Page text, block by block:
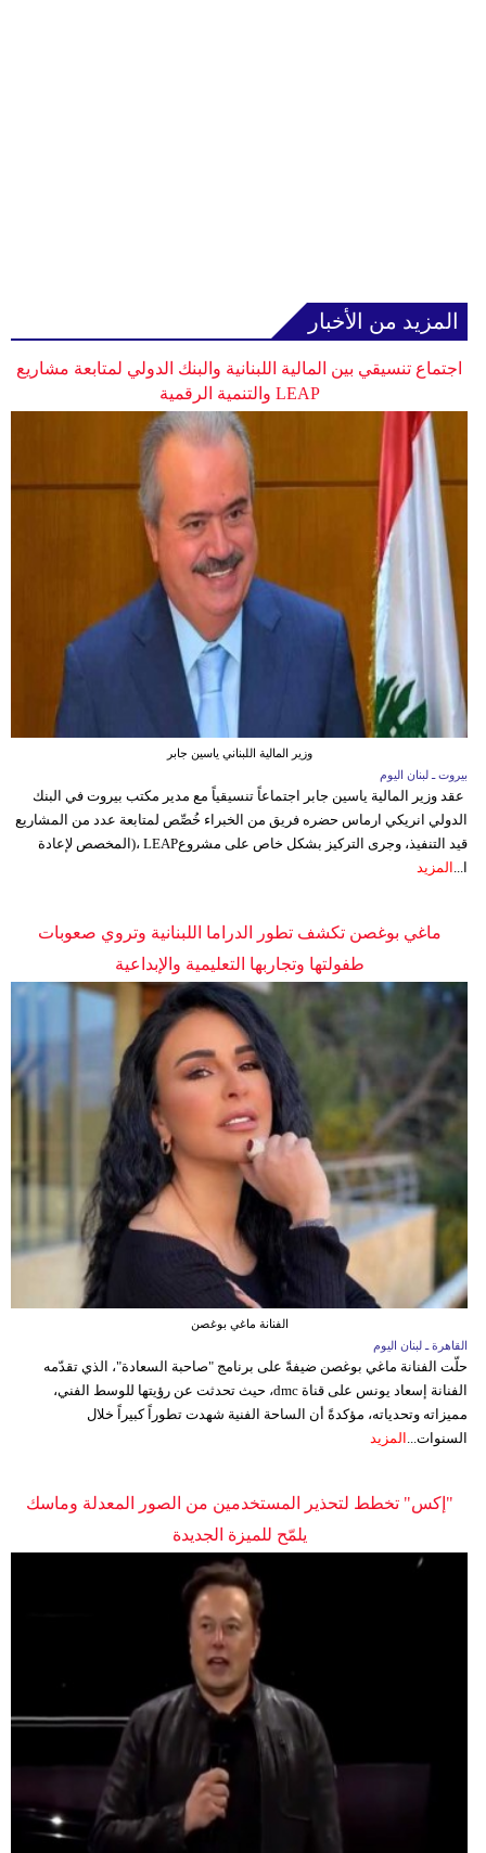
المزيد من الأخبار
اجتماع تنسيقي بين المالية اللبنانية والبنك الدولي لمتابعة مشاريع
LEAP والتنمية الرقمية
وزير المالية اللبناني ياسين جابر
بيروت ـ لبنان اليوم
عقد وزير المالية ياسين جابر اجتماعاً تنسيقياً مع مدير مكتب بيروت في البنك
الدولي انريكي ارماس حضره فريق من الخبراء خُصِّص لمتابعة عدد من المشاريع
قيد التنفيذ، وجرى التركيز بشكل خاص على مشروعLEAP ،(المخصص لإعادة
ا...
المزيد
ماغي بوغصن تكشف تطور الدراما اللبنانية وتروي صعوبات
طفولتها وتجاربها التعليمية والإبداعية
الفنانة ماغي بوغصن
القاهرة ـ لبنان اليوم
حلّت الفنانة ماغي بوغصن ضيفةً على برنامج "صاحبة السعادة"، الذي تقدّمه
الفنانة إسعاد يونس على قناة dmc، حيث تحدثت عن رؤيتها للوسط الفني،
مميزاته وتحدياته، مؤكدةً أن الساحة الفنية شهدت تطوراً كبيراً خلال
السنوات... المزيد
"إكس" تخطط لتحذير المستخدمين من الصور المعدلة وماسك
يلمّح للميزة الجديدة